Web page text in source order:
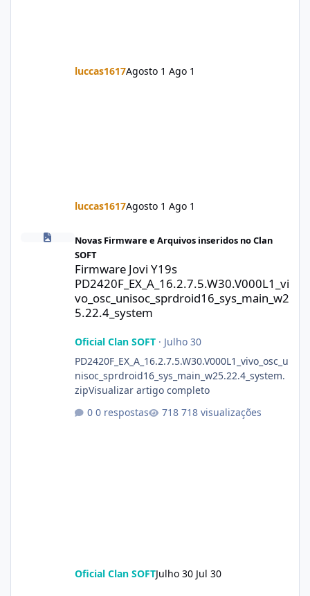
luccas1617Agosto 1 Ago 1
luccas1617Agosto 1 Ago 1
Firmware Jovi Y19s
Novas Firmware e Arquivos inseridos no Clan
SOFT
Firmware Jovi Y19s
PD2420F_EX_A_16.2.7.5.W30.V000L1_vi
vo_osc_unisoc_sprdroid16_sys_main_w2
5.22.4_system
Oficial Clan SOFT· Julho 30
PD2420F_EX_A_16.2.7.5.W30.V000L1_vivo_osc_u
nisoc_sprdroid16_sys_main_w25.22.4_system.
zipVisualizar artigo completo
0 respostas
718 visualizações
Oficial Clan SOFTJulho 30 Jul 30